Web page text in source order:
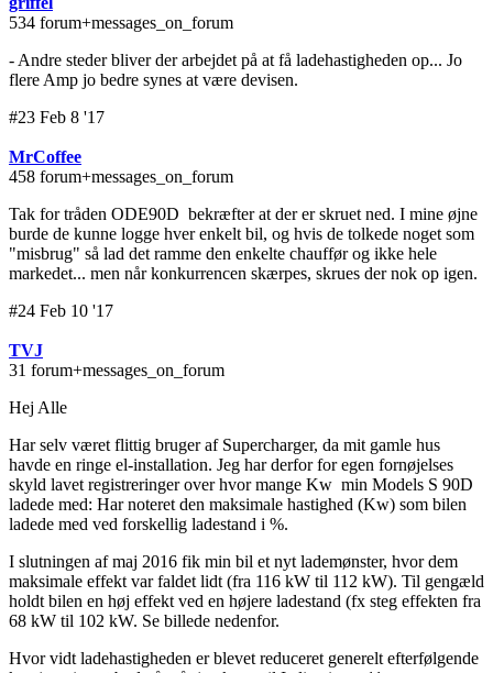
534 forum+messages_on_forum
- Andre steder bliver der arbejdet på at få ladehastigheden op... Jo
flere Amp jo bedre synes at være devisen.
#23 Feb 8 '17
MrCoffee
458 forum+messages_on_forum
Tak for tråden ODE90D bekræfter at der er skruet ned. I mine øjne
burde de kunne logge hver enkelt bil, og hvis de tolkede noget som
"misbrug" så lad det ramme den enkelte chauffør og ikke hele
markedet... men når konkurrencen skærpes, skrues der nok op igen.
#24 Feb 10 '17
TVJ
31 forum+messages_on_forum
Hej Alle
Har selv været flittig bruger af Supercharger, da mit gamle hus
havde en ringe el-installation. Jeg har derfor for egen fornøjelses
skyld lavet registreringer over hvor mange Kw min Models S 90D
ladede med: Har noteret den maksimale hastighed (Kw) som bilen
ladede med ved forskellig ladestand i %.
I slutningen af maj 2016 fik min bil et nyt lademønster, hvor dem
maksimale effekt var faldet lidt (fra 116 kW til 112 kW). Til gengæld
holdt bilen en høj effekt ved en højere ladestand (fx steg effekten fra
68 kW til 102 kW. Se billede nedenfor.
Hvor vidt ladehastigheden er blevet reduceret generelt efterfølgende